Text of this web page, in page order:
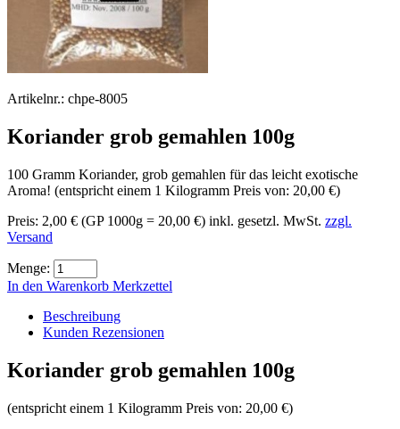
Artikelnr.: chpe-8005
Koriander grob gemahlen 100g
100 Gramm Koriander, grob gemahlen für das leicht exotische
Aroma! (entspricht einem 1 Kilogramm Preis von: 20,00 €)
Preis: 2,00 € (GP 1000g = 20,00 €) inkl. gesetzl. MwSt. zzgl.
Versand
Menge:
In den Warenkorb Merkzettel
Beschreibung
Kunden Rezensionen
Koriander grob gemahlen 100g
(entspricht einem 1 Kilogramm Preis von: 20,00 €)